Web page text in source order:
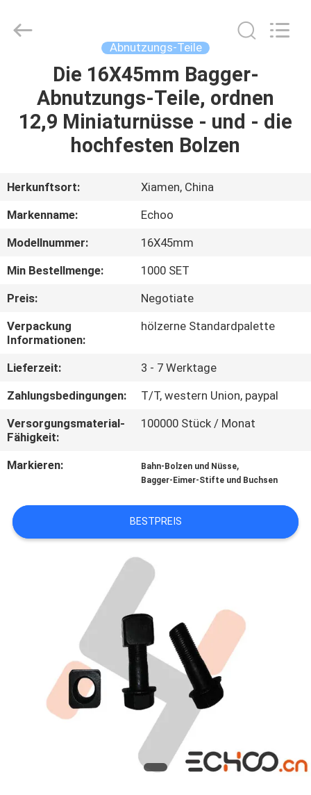
PRODUKTE
UNS
AUSFLUG
QUALITÄTSKONTROLLE
NACHRICHTEN
FORDERN
ZITAT
PRIVACY
POLICY
Rights
Abnutzungs-Teile
Die 16X45mm Bagger-
Abnutzungs-Teile, ordnen
12,9 Miniaturnüsse - und - die
hochfesten Bolzen
Herkunftsort:
Xiamen, China
Markenname:
Echoo
Modellnummer:
16X45mm
Min Bestellmenge:
1000 SET
Preis:
Negotiate
Verpackung
Informationen:
hölzerne Standardpalette
Lieferzeit:
3 - 7 Werktage
Zahlungsbedingungen:
T/T, western Union, paypal
Versorgungsmaterial-
Fähigkeit:
100000 Stück / Monat
Markieren: Bahn-Bolzen und Nüsse,
Bagger-Eimer-Stifte und Buchsen
BESTPREIS